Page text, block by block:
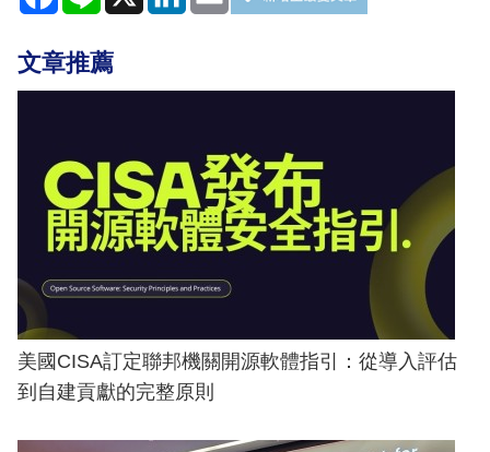
文章推薦
美國CISA訂定聯邦機關開源軟體指引：從導入評估
到自建貢獻的完整原則